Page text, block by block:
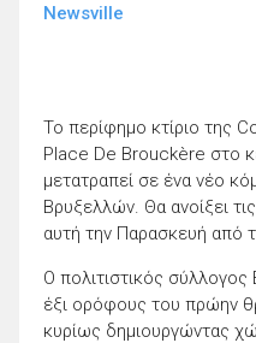
Newsville
Το περίφημο κτίριο της
Place De Brouckère στο
μετατραπεί σε ένα νέο
Βρυξελλών. Θα ανοίξει
αυτή την Παρασκευή από
Ο πολιτιστικός
έξι ορόφους του πρώην
κυρίως δημιουργώντας